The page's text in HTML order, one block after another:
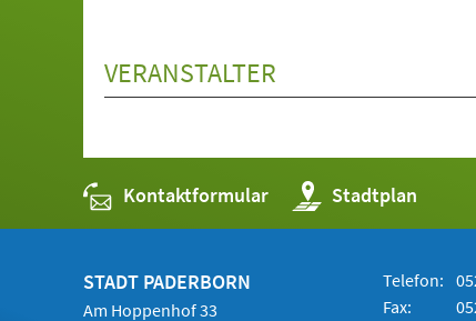
VERANSTALTER
Kontaktformular Stadtplan
(Öffnet
in
einem
STADT PADERBORN
Am Hoppenhof 33
Telefon:
Fax: